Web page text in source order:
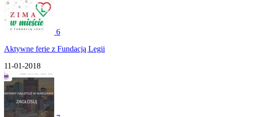
6
Aktywne ferie z Fundacją Legii
11-01-2018